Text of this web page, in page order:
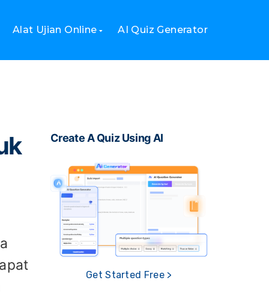
Alat Ujian Online AI Quiz Generator
Create A Quiz Using AI
Get Started Free >